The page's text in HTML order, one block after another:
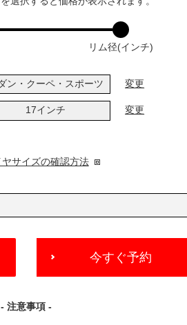
リム径(インチ)
ン・クーペ・スポーツ 変更
17インチ 変更
ヤサイズの確認方法
今すぐ予約
- 注意事項 -